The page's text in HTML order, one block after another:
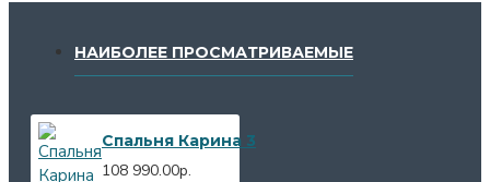
НАИБОЛЕЕ ПРОСМАТРИВАЕМЫЕ
Спальня Карина 3
108 990.00р.